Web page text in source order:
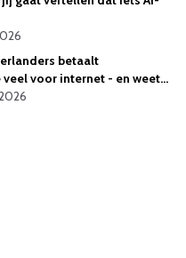
betaalt
voor internet - en weet